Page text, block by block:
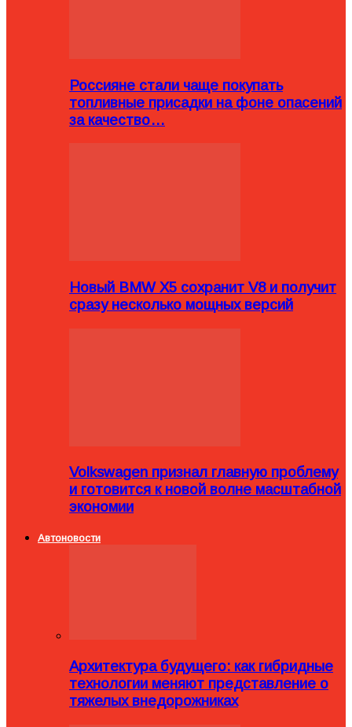
Россияне стали чаще покупать
топливные присадки на фоне опасений
за качество…
Новый BMW X5 сохранит V8 и получит
сразу несколько мощных версий
Volkswagen признал главную проблему
и готовится к новой волне масштабной
экономии
Автоновости
Архитектура будущего: как гибридные
технологии меняют представление о
тяжелых внедорожниках